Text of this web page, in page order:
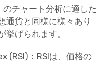
チャート分析に適した
通貨と同様に様々あり
挙げられます。
(RSI)：RSIは、価格の